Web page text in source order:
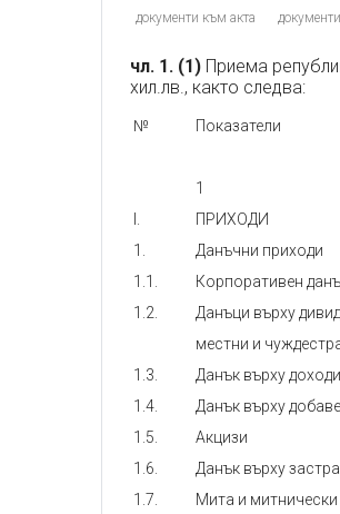
документи към акта
чл. 1. (1) Приема
хил.лв., както следва:
№ Показатели
1
I.
ПРИХОДИ
1.
Данъчни приходи
1.1.
Корпоративен
1.2.
Данъци върху
местни и
1.3.
Данък върху
1.4.
Данък върху
1.5.
Акцизи
1.6.
Данък върху
1.7.
Мита и митнически